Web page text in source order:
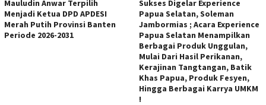
Mauludin Anwar Terpilih
Menjadi Ketua DPD APDESI
Merah Putih Provinsi Banten
Periode 2026-2031
Sukses Digelar Experience
Papua Selatan, Soleman
Jambormias ; Acara Experience
Papua Selatan Menampilkan
Berbagai Produk Unggulan,
Mulai Dari Hasil Perikanan,
Kerajinan Tangtangan, Batik
Khas Papua, Produk Fesyen,
Hingga Berbagai Karrya UMKM
!